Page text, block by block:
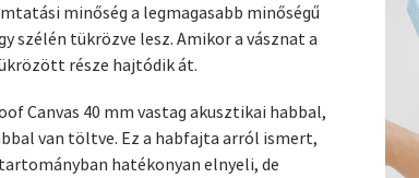
minőség a legmagasabb minőségű
szélén tükrözve lesz. Amikor a vásznat a
része hajtódik át.
Canvas 40 mm vastag akusztikai habbal,
van töltve. Ez a habfajta arról ismert,
hatékonyan elnyeli, de